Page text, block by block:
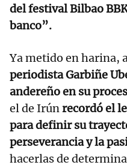
del festival Bilbao
banco”.
Ya metido en harina,
periodista Garbiñe
andereño en su
el de Irúnrecordó el
para definir su
perseverancia y la
hacerlas de